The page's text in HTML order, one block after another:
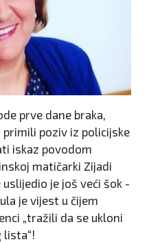
prve dane braka,
primili poziv iz policijske
iskaz povodom
matičarki Zijadi
uslijedio je još veći šok -
je vijest u čijem
„tražili da se ukloni
lista“!